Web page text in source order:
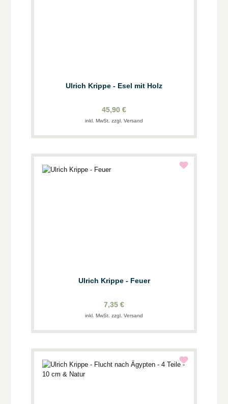
Ulrich Krippe - Esel mit Holz
45,90 €
inkl. MwSt. zzgl. Versand
Ulrich Krippe - Feuer
7,35 €
inkl. MwSt. zzgl. Versand